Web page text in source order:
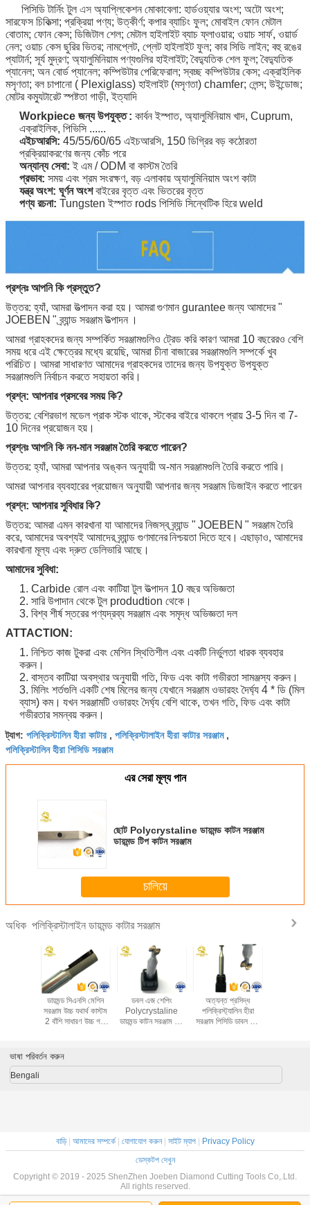
পিসিডি টার্নিং টুল এস অ্যাপ্লিকেশন মোকাবেলা: হার্ডওয়্যার অংশ; অটো অংশ;
সারফেস চিকিত্সা; প্রক্রিয়া পণ্য; উত্কীর্ণ; কপার ব্যাচিং ফুল; মোবাইল ফোন মেটাল
বোতাম; ফোন কেস; ডিজিটাল শেল; মেটাল হাইলাইট ব্যাচ ফ্লাওয়ার; ওয়াচ সার্ফ, ওয়ার্ড
নেল; ওয়াচ কেস ছুরির ভিতর; নামপ্লেট, প্লেট হাইলাইট ফুল; কার সিডি লাইন; বহু রঙের
প্যাটার্ন; সূর্য মুদ্রণ; অ্যালুমিনিয়াম পণ্যগুলির হাইলাইট; বৈদ্যুতিক শেল ফুল; বৈদ্যুতিক
প্যানেল; অন বোর্ড প্যানেল; কম্পিউটার পেরিফেরাল; স্বচ্ছ কম্পিউটার কেস; এক্রাইলিক
মসৃণতা; বল চাপানো ( Plexiglass) হাইলাইট (মসৃণতা) chamfer; লেন্স; উইন্ডোজ;
মোটর কম্যুটারেট স্পষ্টতা গাড়ী, ইত্যাদি
Workpiece জন্য উপযুক্ত : কার্বন ইস্পাত, অ্যালুমিনিয়াম খাদ, Cuprum,
এক্রাইলিক, পিভিসি ......
এইচআরসি: 45/55/60/65 এইচআরসি, 150 ডিগ্রিরবড় কঠোরতা
প্রক্রিয়াকরণের জন্য কোঁচ পরে
অন্যান্য সেবা: ই এম / ODM বা কাস্টম তৈরি
প্রভাব: সময় এবং শ্রম সংরক্ষণ, বড় এলাকায় অ্যালুমিনিয়াম অংশ কাটা
যন্ত্র অংশ: ঘূর্ণন অংশ বাইরের বৃত্ত এবং ভিতরের বৃত্ত
পণ্য রচনা: Tungsten ইস্পাত rods পিসিডি সিন্থেটিক হিরে weld
প্রশ্নঃ আপনি কি প্রস্তুত?
উত্তর: হ্যাঁ, আমরা উত্পাদন করা হয়। আমরাগুণমান guranteeজন্য আমাদের "
JOEBEN " ব্র্যান্ড সরঞ্জামউত্পাদন ।
আমরা গ্রাহকদের জন্য সম্পর্কিত সরঞ্জামগুলিও ট্রেড করি কারণ আমরা 10 বছরেরও বেশি
সময় ধরে এই ক্ষেত্রের মধ্যে রয়েছি, আমরা চীনা বাজারের সরঞ্জামগুলি সম্পর্কে খুব
পরিচিত। আমরা সাধারণত আমাদের গ্রাহকদের তাদের জন্য উপযুক্ত উপযুক্ত
সরঞ্জামগুলি নির্বাচন করতে সহায়তা করি।
প্রশ্ন: আপনার প্রসবের সময় কি?
উত্তর: বেশিরভাগ মডেল প্রাক স্টক থাকে, স্টকের বাইরে থাকলে প্রায় 3-5 দিন বা 7-
10 দিনের প্রয়োজন হয়।
প্রশ্নঃ আপনি কি নন-মান সরঞ্জাম তৈরি করতে পারেন?
উত্তর: হ্যাঁ, আমরা আপনার অঙ্কন অনুযায়ী অ-মান সরঞ্জামগুলি তৈরি করতে পারি।
আমরা আপনার ব্যবহারের প্রয়োজন অনুযায়ী আপনার জন্য সরঞ্জাম ডিজাইন করতে পারেন
প্রশ্ন: আপনার সুবিধার কি?
উত্তর: আমরা এমন কারখানা যা আমাদের নিজস্ব ব্র্যান্ড " JOEBEN " সরঞ্জাম তৈরি
করে, আমাদের অবশ্যই আমাদের ব্র্যান্ড গুণমানেরনিশ্চয়তা দিতেহবে। এছাড়াও, আমাদের
কারখানা মূল্য এবং দ্রুত ডেলিভারি আছে।
আমাদের সুবিধা:
1. Carbide রোল এবং কাটিয়া টুল উত্পাদন 10 বছর অভিজ্ঞতা
2. সারি উপাদান থেকে টুল produdtion থেকে।
3. বিশ্ব শীর্ষ স্তরের পণ্যদ্রব্য সরঞ্জাম এবং সমৃদ্ধ অভিজ্ঞতা দল
ATTACTION:
1. নিশ্চিত কাজ টুকরা এবং মেশিন স্থিতিশীল এবং একটি নির্ভুলতা ধারক ব্যবহার
করুন।
2. বাস্তব কাটিয়া অবস্থার অনুযায়ী গতি, ফিড এবং কাটা গভীরতা সামঞ্জস্য করুন।
3. মিলিং শর্তগুলি একটি শেষ মিলের জন্য যেখানে সরঞ্জাম ওভারহং দৈর্ঘ্য 4 * ডি (মিল
ব্যাস) কম। যখন সরঞ্জামটি ওভারহং দৈর্ঘ্য বেশি থাকে, তখন গতি, ফিড এবং কাটা
গভীরতার সমন্বয় করুন।
ট্যাগ: পলিক্রিস্টালিন হীরা কাটার , পলিক্রিস্টালাইন হীরা কাটার সরঞ্জাম,
পলিক্রিস্টালিন হীরা পিসিডি সরঞ্জাম
এর সেরা মূল্য পান
ছোট Polycrystaline ডায়মন্ড কাটন সরঞ্জাম
ডায়মন্ড টিপ কাটন সরঞ্জাম
চালিয়ে
অধিক পলিক্রিস্টালাইন ডায়মন্ড কাটার সরঞ্জাম
ডায়মন্ড সিএনসি মেশিন
সরঞ্জাম উচ্চ যথার্থ কাস্টম
2 বাঁশি সাধারণ উচ্চ গতি
ডবল এজ শেপিং
Polycrystaline
ডায়মন্ড কাটন সরঞ্জাম ছুরি
অত্যন্ত প্রসিদ্ধ
পলিক্রিস্ট্যালিন হীরা
সরঞ্জাম পিসিডি ডাবল এজ
ভাষা পরিবর্তন করুন
Bengali
বাড়ি| আমাদের সম্পর্কে| যোগাযোগ করুন| সাইট ম্যাপ| Privacy Policy
ডেস্কটপ দেখুন
Copyright © 2019 - 2025 ShenZhen Joeben Diamond Cutting Tools Co,.Ltd.
All rights reserved.